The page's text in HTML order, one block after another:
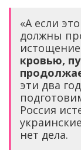
«А если
должны
кровью,
эти два
Россия
нет дела.